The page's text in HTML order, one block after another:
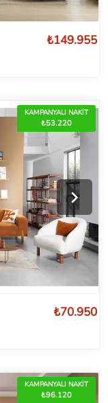
₺149.955
KAMPANYALI NAKİT
₺53.220
₺70.950
KAMPANYALI NAKİT
₺96.120